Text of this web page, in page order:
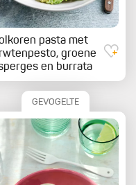
pasta met
groene
en burrata
GEVOGELTE